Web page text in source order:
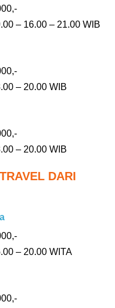
– 16.00 – 21.00 WIB
– 20.00 WIB
– 20.00 WIB
DARI
– 20.00 WITA